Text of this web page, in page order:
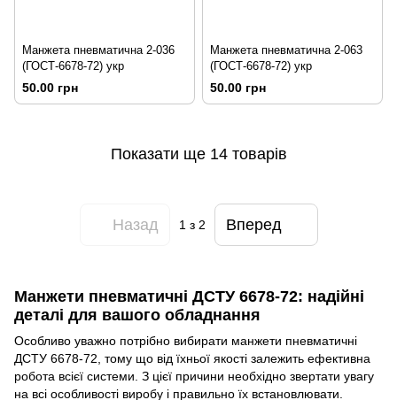
Манжета пневматична 2-036
(ГОСТ-6678-72) укр
50.00 грн
Манжета пневматична 2-063
(ГОСТ-6678-72) укр
50.00 грн
Показати ще 14 товарів
Назад 1з 2 Вперед
Манжети пневматичні ДСТУ 6678-72: надійні
деталі для вашого обладнання
Особливо уважно потрібно вибирати манжети пневматичні
ДСТУ 6678-72, тому що від їхньої якості залежить ефективна
робота всієї системи. З цієї причини необхідно звертати увагу
на всі особливості виробу і правильно їх встановлювати.